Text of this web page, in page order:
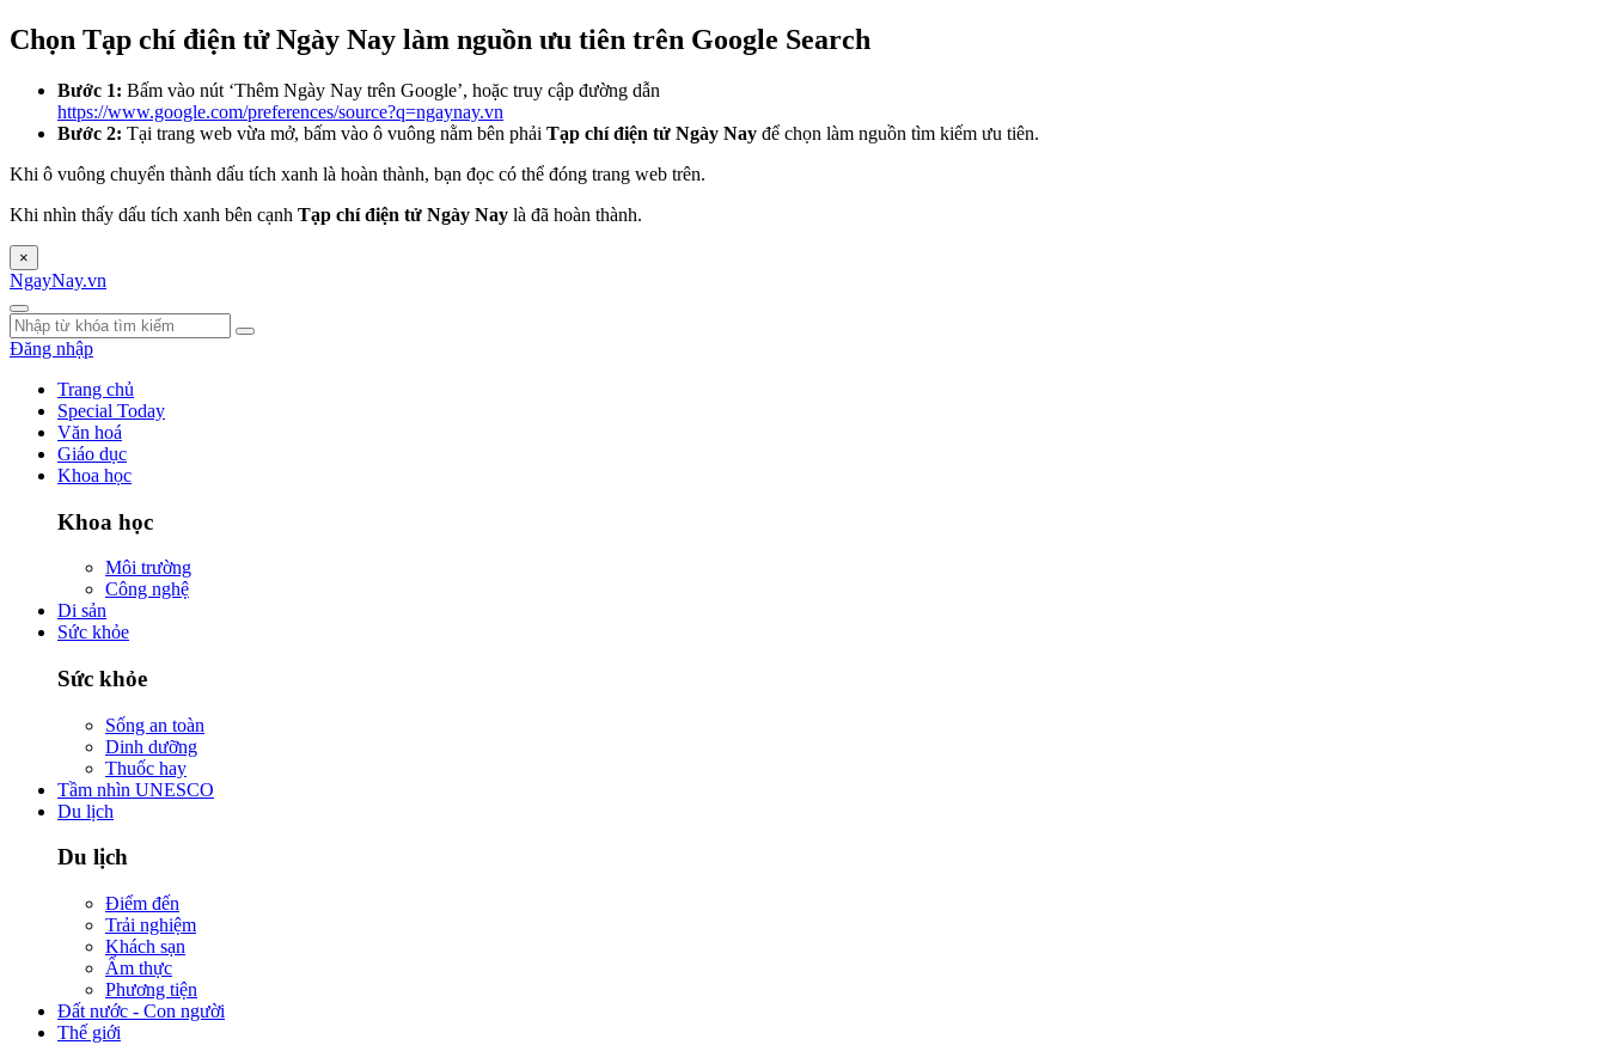
Chọn Tạp chí điện tử Ngày Nay làm nguồn ưu tiên trên Google Search
Bước 1: Bấm vào nút ‘Thêm Ngày Nay trên Google’, hoặc truy cập đường dẫn
https://www.google.com/preferences/source?q=ngaynay.vn
Bước 2: Tại trang web vừa mở, bấm vào ô vuông nằm bên phải Tạp chí điện tử Ngày Nay để chọn làm nguồn tìm kiếm ưu tiên.
Khi ô vuông chuyển thành dấu tích xanh là hoàn thành, bạn đọc có thể đóng trang web trên.
Khi nhìn thấy dấu tích xanh bên cạnh Tạp chí điện tử Ngày Nay là đã hoàn thành.
×
NgayNay.vn
Đăng nhập
Trang chủ
Special Today
Văn hoá
Giáo dục
Khoa học
Khoa học
Môi trường
Công nghệ
Di sản
Sức khỏe
Sức khỏe
Sống an toàn
Dinh dưỡng
Thuốc hay
Tầm nhìn UNESCO
Du lịch
Du lịch
Điểm đến
Trải nghiệm
Khách sạn
Ẩm thực
Phương tiện
Đất nước - Con người
Thế giới